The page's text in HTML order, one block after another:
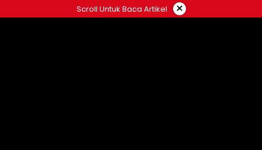
ke
Scroll Untuk Baca Artikel ×